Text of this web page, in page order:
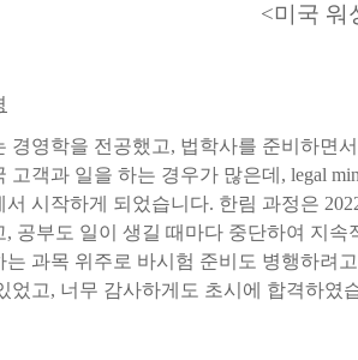
<미국 워
경영학을 전공했고, 법학사를 준비하면서
고객과 일을 하는 경우가 많은데 , legal
서 시작하게 되었습니다. 한림 과정은
, 공부도 일이 생길 때마다 중단하여 지속
는 과목 위주로 바시험 준비도 병행하려고
었고, 너무 감사하게도 초시에 합격하였